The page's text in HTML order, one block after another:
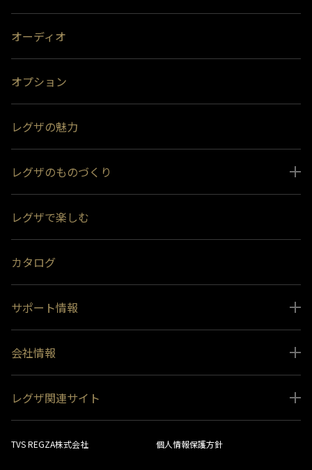
オーディオ
オプション
レグザの魅力
レグザのものづくり
スペシャルコンテンツ
受賞履歴
レグザで楽しむ
カタログ
サポート情報
取扱説明書ダウンロード
インフォメーション 一覧
生産終了商品一覧
会社情報
ニュース
会社概要
レグザ関連サイト
レグザ オンラインストア
レグザ メンバーズ
TVS REGZA株式会社 個人情報保護方針